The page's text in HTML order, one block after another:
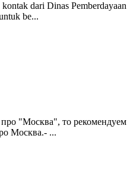
dari Dinas Pemberdayaan
be...
про "Москва", то рекомендуем
Москва.- ...